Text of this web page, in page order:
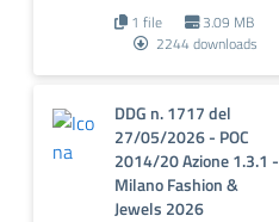
1 file
3.09 MB
2244 downloads
DDG n. 1717 del
27/05/2026 - POC
2014/20 Azione 1.3.1 -
Milano Fashion &
Jewels 2026